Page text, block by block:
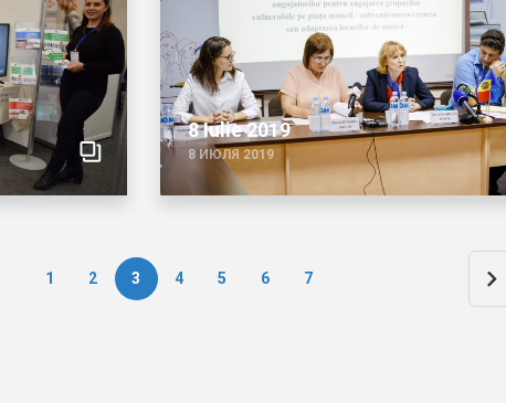
8 Iulie 2019
8 ИЮЛЯ 2019
1 2 3 4 5 6 7